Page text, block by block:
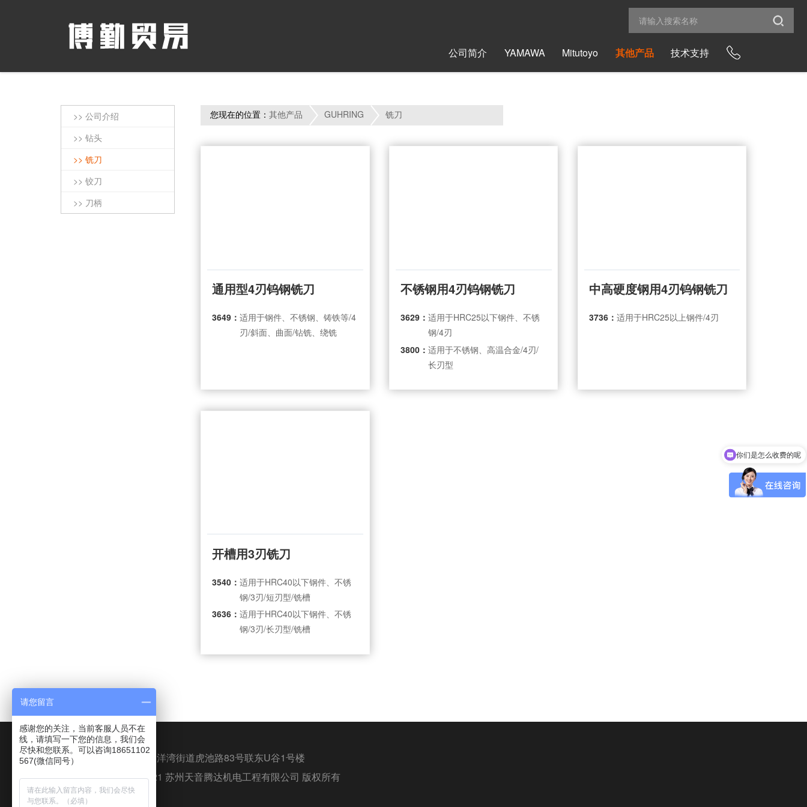
公司简介 YAMAWA Mitutoyo 其他产品 技术支持
>> 公司介绍
>> 钻头
>> 铣刀
>> 铰刀
>> 刀柄
您现在的位置：其他产品 GUHRING 铣刀
通用型4刃钨钢铣刀
3649：适用于钢件、不锈钢、铸铁等/4
刃/斜面、曲面/钻铣、绕铣
不锈钢用4刃钨钢铣刀
3629：适用于HRC25以下钢件、不锈
钢/4刃
3800：适用于不锈钢、高温合金/4刃/
长刃型
中高硬度钢用4刃钨钢铣刀
3736： 适用于HRC25以上钢件/4刃
开槽用3刃铣刀
3540：适用于HRC40以下钢件、不锈
钢/3刃/短刃型/铣槽
3636：适用于HRC40以下钢件、不锈
钢/3刃/长刃型/铣槽
地址：苏州市姑苏区白洋湾街道虎池路83号联东U谷1号楼
Copyright @ 2016-2021 苏州天音腾达机电工程有限公司 版权所有
苏州博勤贸易有限公司
你们是怎么收费的呢
现在有优惠活动吗
请您留言
感谢您的关注，当前客服人员不在
线，请填写一下您的信息，我们会
尽快和您联系。可以咨询18651102
567(微信同号）